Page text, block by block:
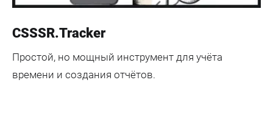
CSSSR.Tracker
Простой, но мощный инструмент для учёта
времени и создания отчётов.